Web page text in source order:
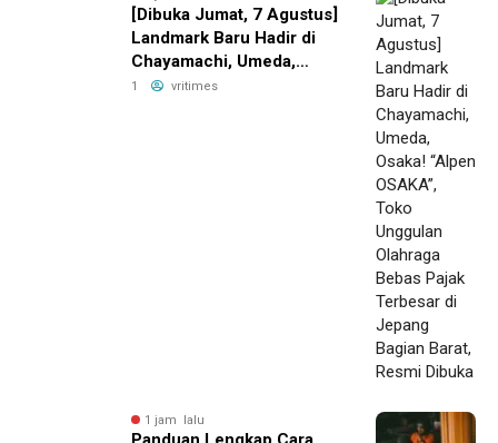
[Dibuka Jumat, 7 Agustus]
Landmark Baru Hadir di
Chayamachi, Umeda,
Osaka! “Alpen OSAKA”,
1 vritimes
1 jam lalu